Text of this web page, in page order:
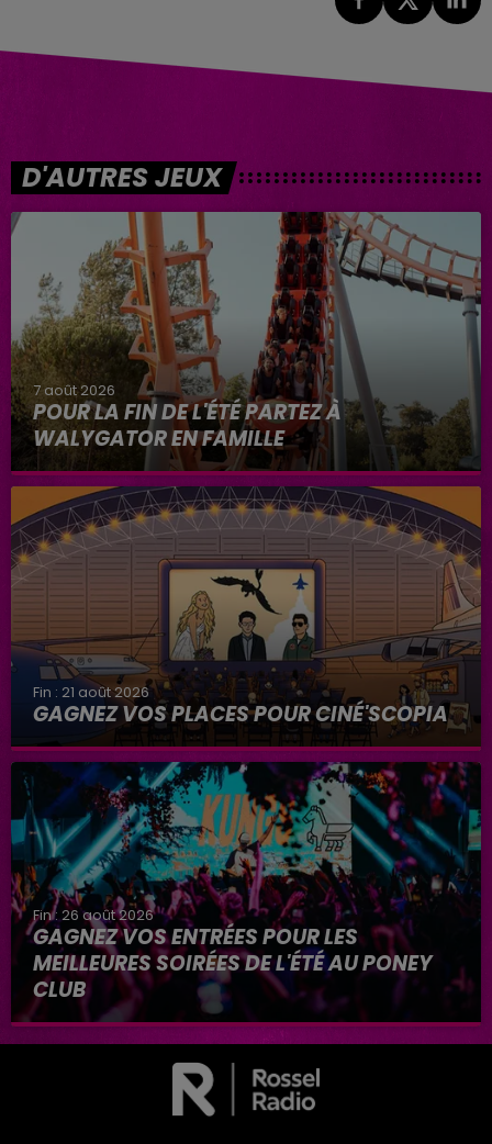
D'AUTRES JEUX
7 août 2026
POUR LA FIN DE L'ÉTÉ PARTEZ À
WALYGATOR EN FAMILLE
Fin : 21 août 2026
GAGNEZ VOS PLACES POUR CINÉ'SCOPIA
Fin : 26 août 2026
GAGNEZ VOS ENTRÉES POUR LES
MEILLEURES SOIRÉES DE L'ÉTÉ AU PONEY
CLUB